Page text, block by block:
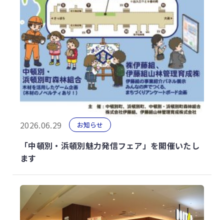
2026.06.29 お知らせ
「中頓別・浜頓別魅力発信フェア」を開催いたし
ます